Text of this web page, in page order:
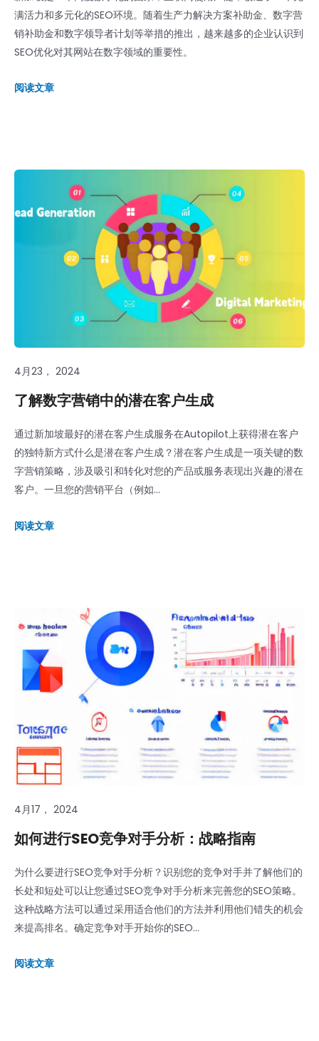
满活力和多元化的SEO环境。随着生产力解决方案补助金、数字营
销补助金和数字领导者计划等举措的推出，越来越多的企业认识到
SEO优化对其网站在数字领域的重要性。
阅读文章
4月23， 2024
了解数字营销中的潜在客户生成
通过新加坡最好的潜在客户生成服务在Autopilot上获得潜在客户
的独特新方式什么是潜在客户生成？潜在客户生成是一项关键的数
字营销策略，涉及吸引和转化对您的产品或服务表现出兴趣的潜在
客户。一旦您的营销平台（例如...
阅读文章
4月17， 2024
如何进行SEO竞争对手分析：战略指南
为什么要进行SEO竞争对手分析？识别您的竞争对手并了解他们的
长处和短处可以让您通过SEO竞争对手分析来完善您的SEO策略。
这种战略方法可以通过采用适合他们的方法并利用他们错失的机会
来提高排名。确定竞争对手开始你的SEO...
阅读文章